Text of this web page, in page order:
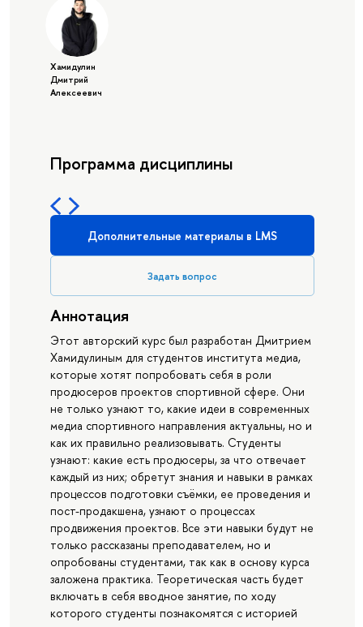
Хамидулин
Дмитрий
Алексеевич
Программа дисциплины
Дополнительные материалы в LMS
Задать вопрос
Аннотация
Этот авторский курс был разработан Дмитрием
Хамидулиным для студентов института медиа,
которые хотят попробовать себя в роли
продюсеров проектов спортивной сфере. Они
не только узнают то, какие идеи в современных
медиа спортивного направления актуальны, но и
как их правильно реализовывать. Студенты
узнают: какие есть продюсеры, за что отвечает
каждый из них; обретут знания и навыки в рамках
процессов подготовки съёмки, ее проведения и
пост-продакшена, узнают о процессах
продвижения проектов. Все эти навыки будут не
только рассказаны преподавателем, но и
опробованы студентами, так как в основу курса
заложена практика. Теоретическая часть будет
включать в себя вводное занятие, по ходу
которого студенты познакомятся с историей